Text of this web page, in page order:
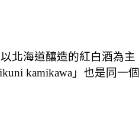
北海道釀造的紅白酒為
kamikawa」也是同一